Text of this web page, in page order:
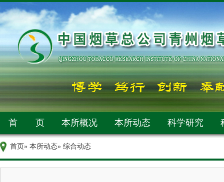
首 页 本所概况 本所动态 科学研究
首页» 本所动态» 综合动态